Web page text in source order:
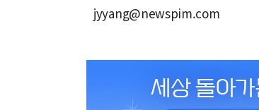
jyyang@newspim.com